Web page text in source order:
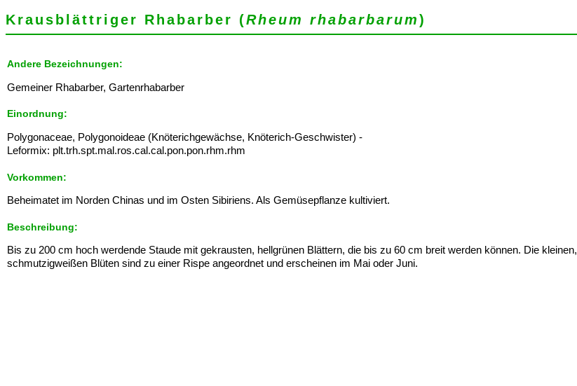
Krausblättriger Rhabarber (Rheum rhabarbarum)
Andere Bezeichnungen:
Gemeiner Rhabarber, Gartenrhabarber
Einordnung:
Polygonaceae, Polygonoideae (Knöterichgewächse, Knöterich-Geschwister) -
Leformix: plt.trh.spt.mal.ros.cal.cal.pon.pon.rhm.rhm
Vorkommen:
Beheimatet im Norden Chinas und im Osten Sibiriens. Als Gemüsepflanze kultiviert.
Beschreibung:
Bis zu 200 cm hoch werdende Staude mit gekrausten, hellgrünen Blättern, die bis zu 60 cm breit werden können. Die kleinen,
schmutzigweißen Blüten sind zu einer Rispe angeordnet und erscheinen im Mai oder Juni.